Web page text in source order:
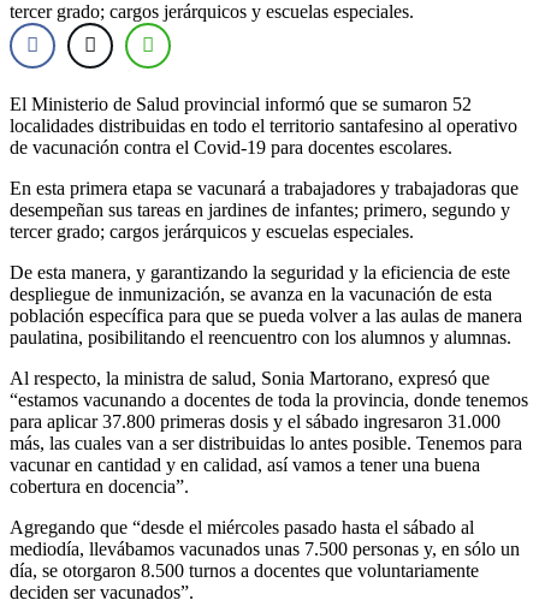
tercer grado; cargos jerárquicos y escuelas especiales.
El Ministerio de Salud provincial informó que se sumaron 52
localidades distribuidas en todo el territorio santafesino al operativo
de vacunación contra el Covid-19 para docentes escolares.
En esta primera etapa se vacunará a trabajadores y trabajadoras que
desempeñan sus tareas en jardines de infantes; primero, segundo y
tercer grado; cargos jerárquicos y escuelas especiales.
De esta manera, y garantizando la seguridad y la eficiencia de este
despliegue de inmunización, se avanza en la vacunación de esta
población específica para que se pueda volver a las aulas de manera
paulatina, posibilitando el reencuentro con los alumnos y alumnas.
Al respecto, la ministra de salud, Sonia Martorano, expresó que
“estamos vacunando a docentes de toda la provincia, donde tenemos
para aplicar 37.800 primeras dosis y el sábado ingresaron 31.000
más, las cuales van a ser distribuidas lo antes posible. Tenemos para
vacunar en cantidad y en calidad, así vamos a tener una buena
cobertura en docencia”.
Agregando que “desde el miércoles pasado hasta el sábado al
mediodía, llevábamos vacunados unas 7.500 personas y, en sólo un
día, se otorgaron 8.500 turnos a docentes que voluntariamente
deciden ser vacunados”.